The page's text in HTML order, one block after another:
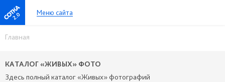
2.0 Меню сайта
Главная
КАТАЛОГ «ЖИВЫХ» ФОТО
Здесь полный каталог «Живых» фотографий